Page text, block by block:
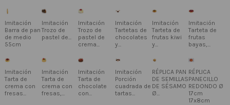
Imitación
Barra de pan
de medio
55cm
Imitación
Trozo de
pastel de...
Imitación
Trozo de
pastel de
crema...
Imitación
Tartetas de
chocolates
y...
Imitación
Tarteta de
frutas kiwi
y...
Imitación
Tarteta de
frutas
bayas,...
Imitación
Tarta de
crema con
fresas...
Imitación
Tarta de
crema con
fresas,...
Imitación
Tarta de
chocolate
con...
Imitación
Porción
cuadrada de
tartas...
RÉPLICA PAN
DE SEMILLAS
DE SÉSAMO
Ø...
RÉPLICA
PANECILLO
REDONDO Ø
17cm
17x8cm